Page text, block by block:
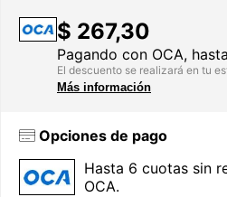
$ 267,30
Pagando con OCA,
El descuento se realizará en tu
Más información
Opciones de pago
Hasta 6 cuotas sin
OCA.